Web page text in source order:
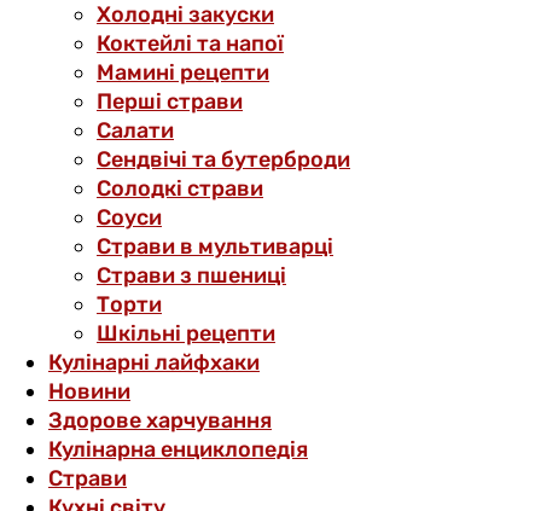
Холодні закуски
Коктейлі та напої
Мамині рецепти
Перші страви
Салати
Сендвічі та бутерброди
Солодкі страви
Соуси
Страви в мультиварці
Страви з пшениці
Торти
Шкільні рецепти
Кулінарні лайфхаки
Новини
Здорове харчування
Кулінарна енциклопедія
Страви